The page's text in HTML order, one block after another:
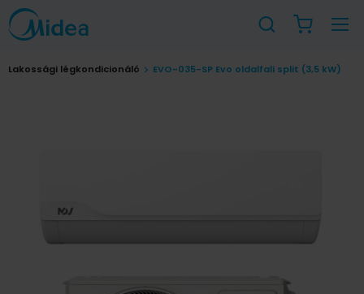
Lakossági légkondicionáló EVO-035-SP Evo oldalfali split (3,5 kW)